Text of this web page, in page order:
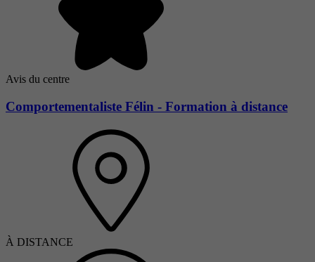
Avis du centre
Comportementaliste Félin - Formation à distance
À DISTANCE